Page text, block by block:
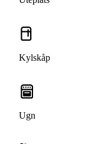
Kylskåp
Ugn